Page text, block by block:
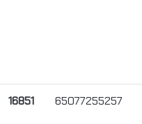
16851 65077255257